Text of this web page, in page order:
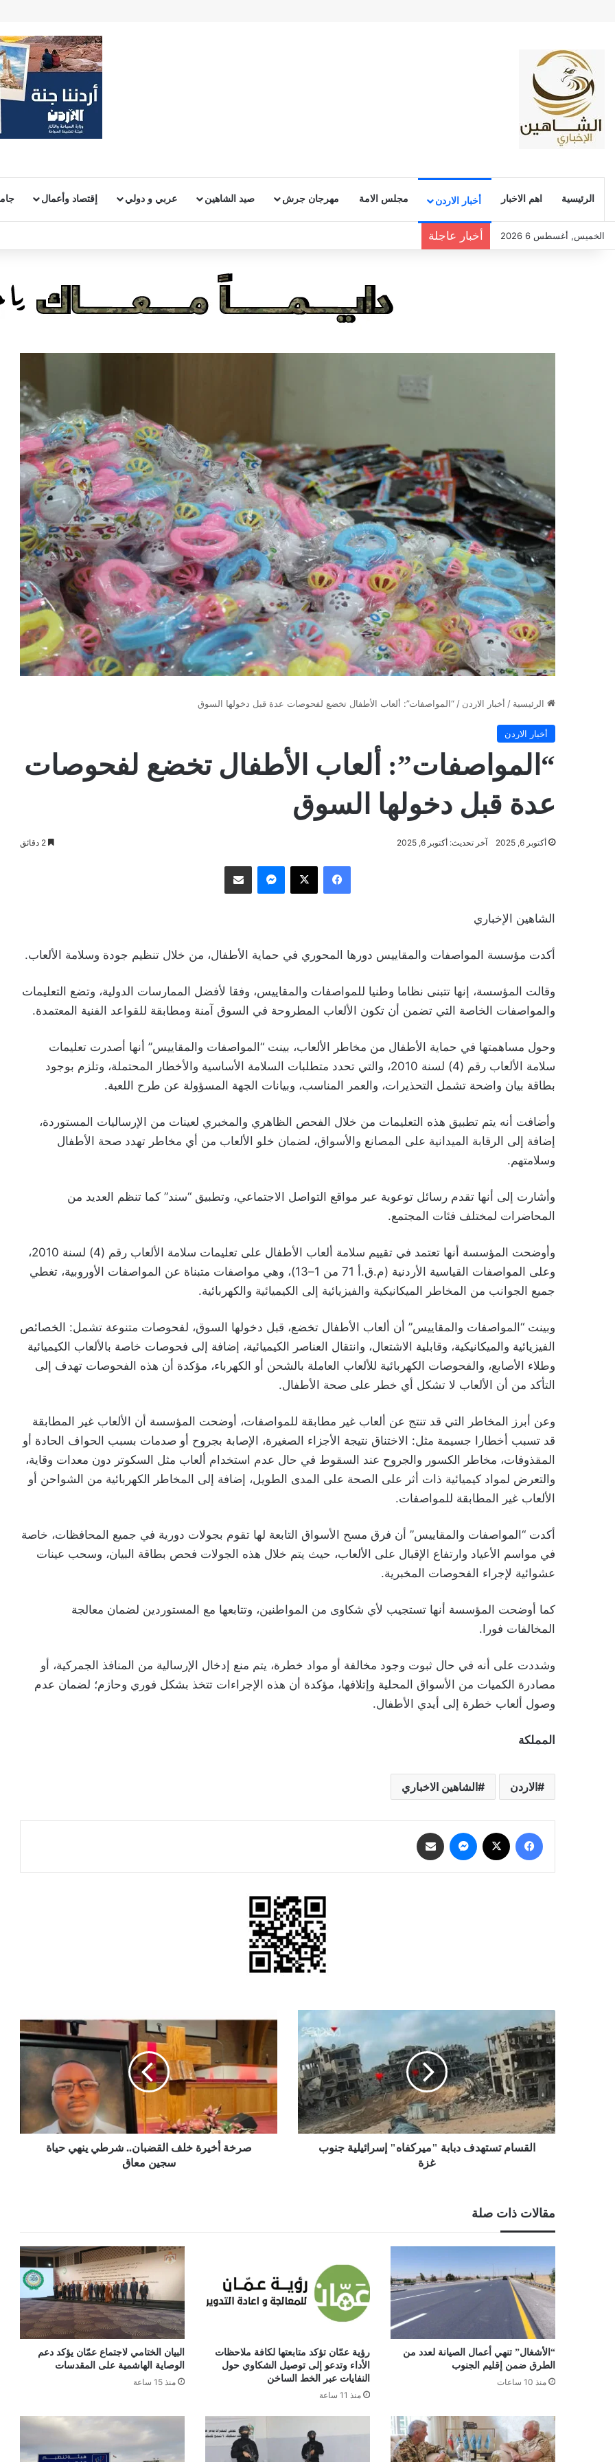
الرئيسية اهم الاخبار أخبار الاردن مجلس الامة مهرجان جرش صيد الشاهين عربي و دولي إقتصاد وأعمال
الخميس, أغسطس 6 2026 أخبار عاجلة
الرئيسية / أخبار الاردن / “المواصفات”: ألعاب الأطفال تخضع لفحوصات عدة قبل دخولها السوق
أخبار الاردن
“المواصفات”: ألعاب الأطفال تخضع لفحوصات
عدة قبل دخولها السوق
أكتوبر 6, 2025 آخر تحديث: أكتوبر 6, 2025
فيسبوك ‫X ماسنجر مشاركة عبر البريد
الشاهين الإخباري
أكدت مؤسسة المواصفات والمقاييس دورها المحوري في حماية الأطفال، من خلال تنظيم جودة وسلامة الألعاب.
وقالت المؤسسة، إنها تتبنى نظاما وطنيا للمواصفات والمقاييس، وفقا لأفضل الممارسات الدولية، وتضع التعليمات
والمواصفات الخاصة التي تضمن أن تكون الألعاب المطروحة في السوق آمنة ومطابقة للقواعد الفنية المعتمدة.
وحول مساهمتها في حماية الأطفال من مخاطر الألعاب، بينت “المواصفات والمقاييس” أنها أصدرت تعليمات
سلامة الألعاب رقم (4) لسنة 2010، والتي تحدد متطلبات السلامة الأساسية والأخطار المحتملة، وتلزم بوجود
بطاقة بيان واضحة تشمل التحذيرات، والعمر المناسب، وبيانات الجهة المسؤولة عن طرح اللعبة.
وأضافت أنه يتم تطبيق هذه التعليمات من خلال الفحص الظاهري والمخبري لعينات من الإرساليات المستوردة،
إضافة إلى الرقابة الميدانية على المصانع والأسواق، لضمان خلو الألعاب من أي مخاطر تهدد صحة الأطفال
وسلامتهم.
وأشارت إلى أنها تقدم رسائل توعوية عبر مواقع التواصل الاجتماعي، وتطبيق “سند” كما تنظم العديد من
المحاضرات لمختلف فئات المجتمع.
وأوضحت المؤسسة أنها تعتمد في تقييم سلامة ألعاب الأطفال على تعليمات سلامة الألعاب رقم (4) لسنة 2010،
وعلى المواصفات القياسية الأردنية (م.ق.أ 71 من 1–13)، وهي مواصفات متبناة عن المواصفات الأوروبية، تغطي
جميع الجوانب من المخاطر الميكانيكية والفيزيائية إلى الكيميائية والكهربائية.
وبينت “المواصفات والمقاييس” أن ألعاب الأطفال تخضع، قبل دخولها السوق، لفحوصات متنوعة تشمل: الخصائص
الفيزيائية والميكانيكية، وقابلية الاشتعال، وانتقال العناصر الكيميائية، إضافة إلى فحوصات خاصة بالألعاب الكيميائية
وطلاء الأصابع، والفحوصات الكهربائية للألعاب العاملة بالشحن أو الكهرباء، مؤكدة أن هذه الفحوصات تهدف إلى
التأكد من أن الألعاب لا تشكل أي خطر على صحة الأطفال.
وعن أبرز المخاطر التي قد تنتج عن ألعاب غير مطابقة للمواصفات، أوضحت المؤسسة أن الألعاب غير المطابقة
قد تسبب أخطارا جسيمة مثل: الاختناق نتيجة الأجزاء الصغيرة، الإصابة بجروح أو صدمات بسبب الحواف الحادة أو
المقذوفات، مخاطر الكسور والجروح عند السقوط في حال عدم استخدام ألعاب مثل السكوتر دون معدات وقاية،
والتعرض لمواد كيميائية ذات أثر على الصحة على المدى الطويل، إضافة إلى المخاطر الكهربائية من الشواحن أو
الألعاب غير المطابقة للمواصفات.
أكدت “المواصفات والمقاييس” أن فرق مسح الأسواق التابعة لها تقوم بجولات دورية في جميع المحافظات، خاصة
في مواسم الأعياد وارتفاع الإقبال على الألعاب، حيث يتم خلال هذه الجولات فحص بطاقة البيان، وسحب عينات
عشوائية لإجراء الفحوصات المخبرية.
كما أوضحت المؤسسة أنها تستجيب لأي شكاوى من المواطنين، وتتابعها مع المستوردين لضمان معالجة
المخالفات فورا.
وشددت على أنه في حال ثبوت وجود مخالفة أو مواد خطرة، يتم منع إدخال الإرسالية من المنافذ الجمركية، أو
مصادرة الكميات من الأسواق المحلية وإتلافها، مؤكدة أن هذه الإجراءات تتخذ بشكل فوري وحازم؛ لضمان عدم
وصول ألعاب خطرة إلى أيدي الأطفال.
المملكة
الاردن الشاهين الاخباري
فيسبوك ماسنجر
تستهدف
دبابة
"ميركفاه"
إسرائيلية
جنوب
غزة
القسام تستهدف دبابة "ميركفاه" إسرائيلية جنوب
غزة
أخيرة
القضبان..
شرطي
ينهي
سجين
معاق
صرخة أخيرة خلف القضبان.. شرطي ينهي حياة
سجين معاق
مقالات ذات صلة
“الأشغال” تنهي أعمال الصيانة لعدد من
الطرق ضمن إقليم الجنوب
منذ 10 ساعات
رؤية عمّان تؤكد متابعتها لكافة ملاحظات
الأداء وتدعو إلى توصيل الشكاوي حول
النفايات عبر الخط الساخن
منذ 11 ساعة
البيان الختامي لاجتماع عمّان يؤكد دعم
الوصاية الهاشمية على المقدسات
منذ 15 ساعة